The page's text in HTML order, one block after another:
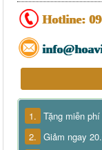
Hotline:
1. Tặng miễn
2. Giảm ngay